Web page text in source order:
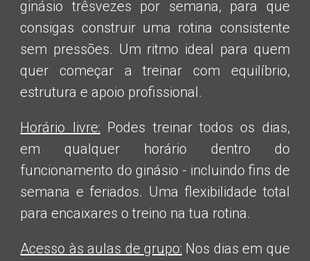
ginásio trêsvezes por semana, para que
consigas construir uma rotina consistente
sem pressões. Um ritmo ideal para quem
quer começar a treinar com equilíbrio,
estrutura e apoio profissional.
Horário livre: Podes treinar todos os dias,
em qualquer horário dentro do
funcionamento do ginásio - incluindo fins de
semana e feriados. Uma flexibilidade total
para encaixares o treino na tua rotina.
Acesso às aulas de grupo: Nos dias em que